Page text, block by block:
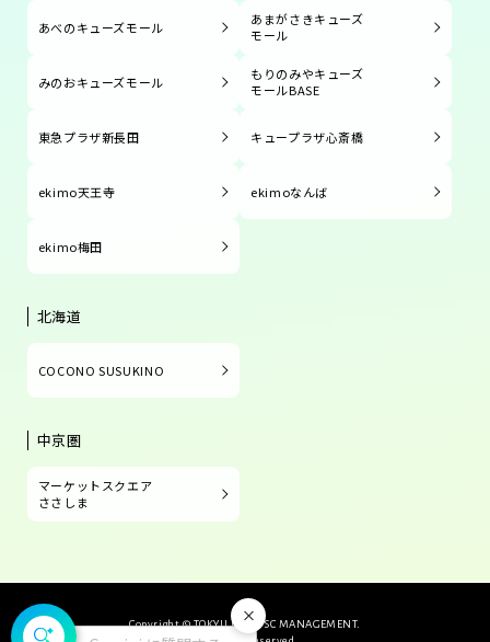
閉じる
あべのキューズモール
あまがさきキューズ
モール
みのおキューズモール
もりのみやキューズ
モールBASE
東急プラザ新長田 キュープラザ心斎橋
ekimo天王寺 ekimoなんば
ekimo梅田
北海道
COCONO SUSUKINO
中京圏
マーケットスクエア
ささしま
Copyright © TOKYU LAND SC MANAGEMENT.